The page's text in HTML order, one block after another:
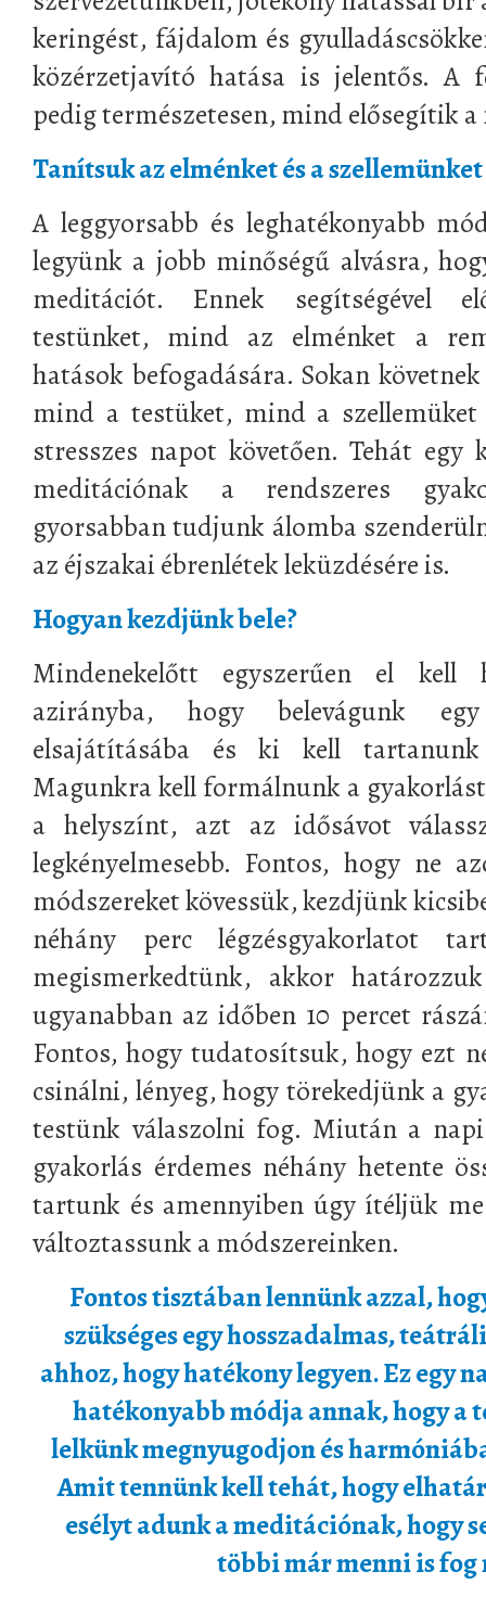
keringést, fájdalom és
közérzetjavító hatása is jelentős. A
pedig természetesen, mind elősegítik a
Tanítsuk az elménket és a szellemünket
A leggyorsabb és leghatékonyabb
legyünk a jobb minőségű alvásra,
meditációt. Ennek segítségével
testünket, mind az elménket a
hatások befogadására. Sokan
mind a testüket, mind a szellemüket
stresszes napot követően. Tehát egy
meditációnak a rendszeres
gyorsabban tudjunk álomba
az éjszakai ébrenlétek leküzdésére is.
Hogyan kezdjünk bele?
Mindenekelőtt egyszerűen el kell
azirányba, hogy belevágunk
elsajátításába és ki kell
Magunkra kell formálnunk a
a helyszínt, azt az idősávot
legkényelmesebb. Fontos, hogy ne
módszereket kövessük, kezdjünk
néhány perc légzésgyakorlatot
megismerkedtünk, akkor
ugyanabban az időben 10 percet
Fontos, hogy tudatosítsuk, hogy ezt
csinálni, lényeg, hogy törekedjünk a
testünk válaszolni fog. Miután a
gyakorlás érdemes néhány hetente
tartunk és amennyiben úgy ítéljük
változtassunk a módszereinken.
Fontos tisztában lennünk azzal,
szükséges egy hosszadalmas,
ahhoz, hogy hatékony legyen. Ez egy
hatékonyabb módja annak, hogy a
lelkünk megnyugodjon és
Amit tennünk kell tehát, hogy
esélyt adunk a meditációnak, hogy
többi már menni is